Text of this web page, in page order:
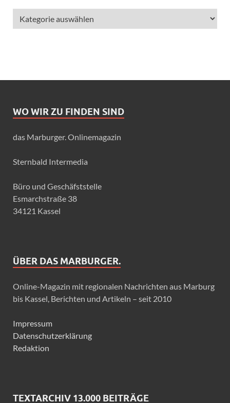
WO WIR ZU FINDEN SIND
das Marburger. Onlinemagazin
Sternbald Intermedia
Büro und Geschäfststelle
Esmarchstraße 38
34121 Kassel
ÜBER DAS MARBURGER.
Online-Magazin mit regionalen Nachrichten aus Marburg
bis Kassel, Berichten und Artikeln – seit 2010
Impressum
Datenschutzerklärung
Redaktion
TEXTARCHIV 13.000 BEITRÄGE